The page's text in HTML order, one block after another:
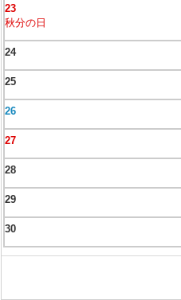
23
秋分の日
24
25
26
27
28
29
30